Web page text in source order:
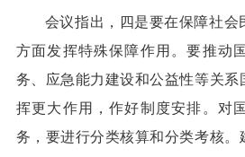
会议指出，四是要在保障社会
方面发挥特殊保障作用。要推动
务、应急能力建设和公益性等关系
挥更大作用，作好制度安排。对
务，要进行分类核算和分类考核。